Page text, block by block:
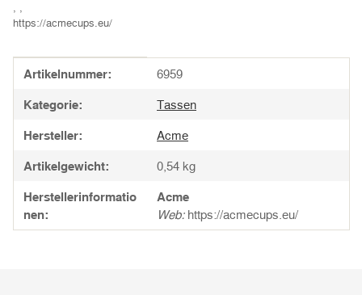
, ,
https://acmecups.eu/
Produkteigenschaft
Wert
Artikelnummer: 6959
Kategorie: Tassen
Hersteller: Acme
Artikelgewicht: 0,54 kg
Herstellerinformatio
nen:
Acme
Web:https://acmecups.eu/